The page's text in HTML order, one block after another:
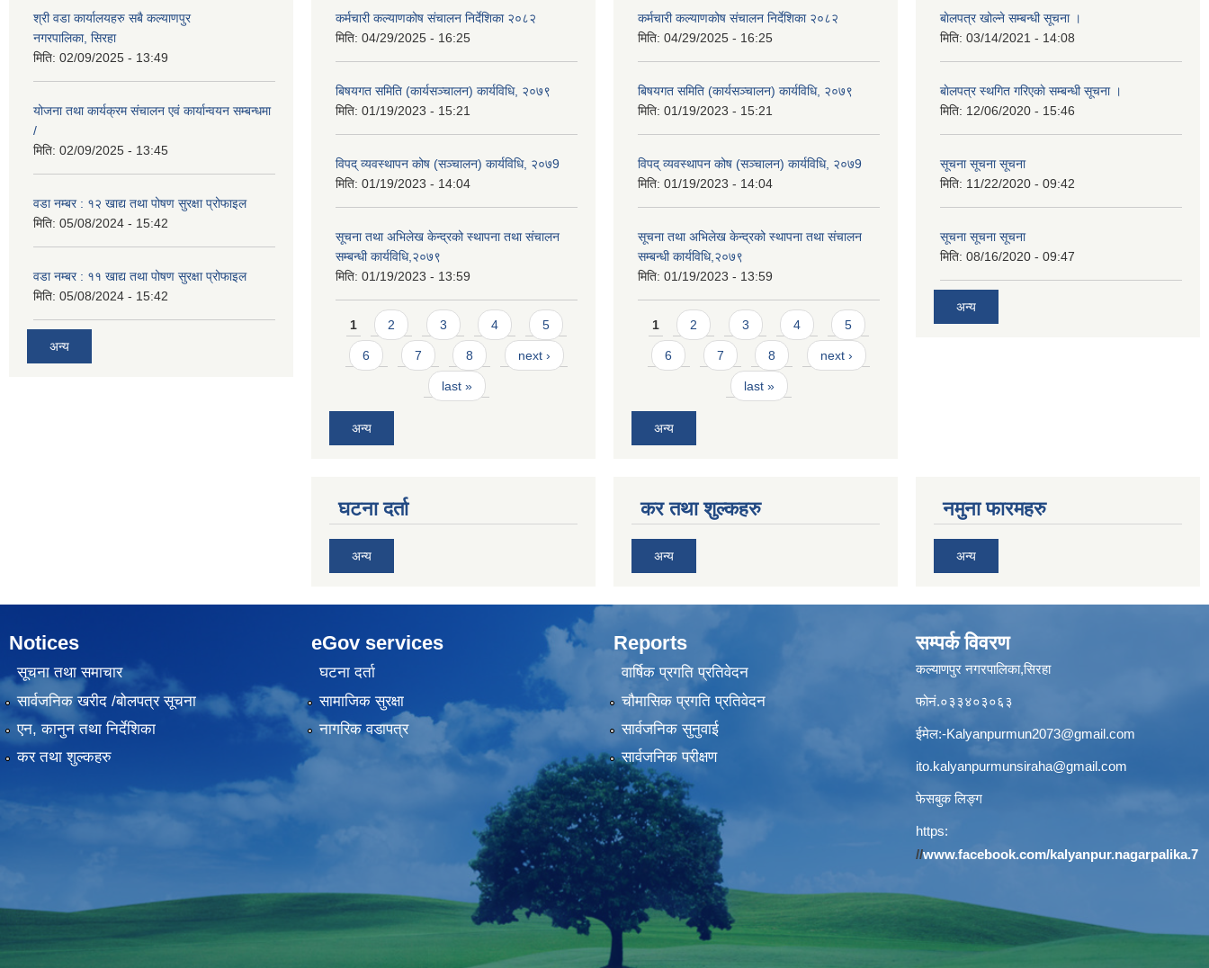
श्री वडा कार्यालयहरु सबै कल्याणपुर
नगरपालिका, सिरहा
मिति: 02/09/2025 - 13:49
योजना तथा कार्यक्रम संचालन एवं कार्यान्वयन सम्बन्धमा
/
मिति: 02/09/2025 - 13:45
वडा नम्बर : १२ खाद्य तथा पोषण सुरक्षा प्रोफाइल
मिति: 05/08/2024 - 15:42
वडा नम्बर : ११ खाद्य तथा पोषण सुरक्षा प्रोफाइल
मिति: 05/08/2024 - 15:42
अन्य
कर्मचारी कल्याणकोष संचालन निर्देशिका २०८२
मिति: 04/29/2025 - 16:25
बिषयगत समिति (कार्यसञ्चालन) कार्यविधि, २०७९
मिति: 01/19/2023 - 15:21
विपद् व्यवस्थापन कोष (सञ्चालन) कार्यविधि, २०७9
मिति: 01/19/2023 - 14:04
सूचना तथा अभिलेख केन्द्रको स्थापना तथा संचालन
सम्बन्धी कार्यविधि,२०७९
मिति: 01/19/2023 - 13:59
Pages
1 2 3 4 5
6 7 8 next ›
last »
अन्य
कर्मचारी कल्याणकोष संचालन निर्देशिका २०८२
मिति: 04/29/2025 - 16:25
बिषयगत समिति (कार्यसञ्चालन) कार्यविधि, २०७९
मिति: 01/19/2023 - 15:21
विपद् व्यवस्थापन कोष (सञ्चालन) कार्यविधि, २०७9
मिति: 01/19/2023 - 14:04
सूचना तथा अभिलेख केन्द्रको स्थापना तथा संचालन
सम्बन्धी कार्यविधि,२०७९
मिति: 01/19/2023 - 13:59
Pages
1 2 3 4 5
6 7 8 next ›
last »
अन्य
बाेलपत्र खोल्ने सम्बन्धी सूचना ।
मिति: 03/14/2021 - 14:08
बाेलपत्र स्थगित गरिएकाे सम्बन्धी सूचना ।
मिति: 12/06/2020 - 15:46
सूचना सूचना सूचना
मिति: 11/22/2020 - 09:42
सूचना सूचना सूचना
मिति: 08/16/2020 - 09:47
अन्य
घटना दर्ता
अन्य
कर तथा शुल्कहरु
अन्य
नमुना फारमहरु
अन्य
Notices
सूचना तथा समाचार
सार्वजनिक खरीद /बोलपत्र सूचना
एन, कानुन तथा निर्देशिका
कर तथा शुल्कहरु
eGov services
घटना दर्ता
सामाजिक सुरक्षा
नागरिक वडापत्र
Reports
वार्षिक प्रगति प्रतिवेदन
चौमासिक प्रगति प्रतिवेदन
सार्वजनिक सुनुवाई
सार्वजनिक परीक्षण
सम्पर्क विवरण
कल्याणपुर नगरपालिका,सिरहा
फोनं.०३३४०३०६३
ईमेल:-Kalyanpurmun2073@gmail.com
ito.kalyanpurmunsiraha@gmail.com
फेसबुक लिङ्ग
https:
//www.facebook.com/kalyanpur.nagarpalika.7